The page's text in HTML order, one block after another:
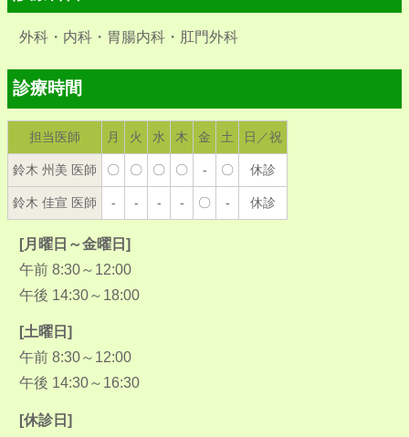
外科・内科・胃腸内科・肛門外科
診療時間
担当医師 月 火 水 木 金 土 日／祝
鈴木 州美 医師 〇 〇 〇 〇 - 〇 休診
鈴木 佳宣 医師 - - - - 〇 - 休診
[月曜日～金曜日]
午前 8:30～12:00
午後 14:30～18:00
[土曜日]
午前 8:30～12:00
午後 14:30～16:30
[休診日]